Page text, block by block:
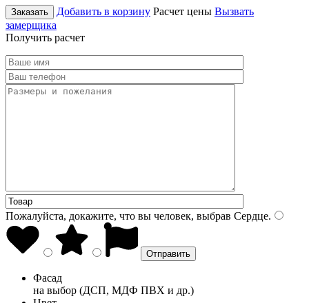
Заказать Добавить в корзину Расчет цены Вызвать
замерщика
Получить расчет
Пожалуйста, докажите, что вы человек, выбрав Сердце.
Фасад
на выбор (ДСП, МДФ ПВХ и др.)